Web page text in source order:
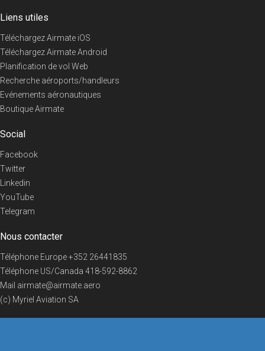
Liens utiles
Téléchargez Airmate iOS
Téléchargez Airmate Android
Planification de vol Web
Recherche aéroports/handleurs
Evénements aéronautiques
Boutique Airmate
Social
Facebook
Twitter
Linkedin
YouTube
Telegram
Nous contacter
Téléphone Europe+352 26441835
Téléphone US/Canada 418-592-8862
Mail airmate@airmate.aero
(c) Myriel Aviation SA